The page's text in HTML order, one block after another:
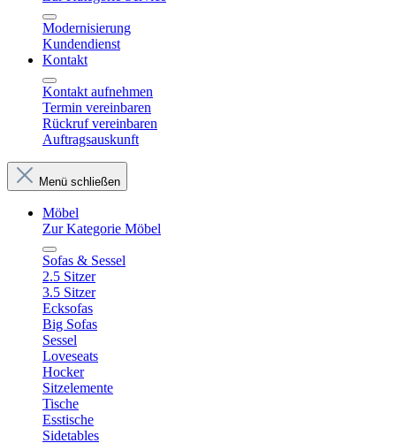
Modernisierung
Kundendienst
Kontakt
Kontakt aufnehmen
Termin vereinbaren
Rückruf vereinbaren
Auftragsauskunft
Menü schließen
Möbel
Zur Kategorie Möbel
Sofas & Sessel
2.5 Sitzer
3.5 Sitzer
Ecksofas
Big Sofas
Sessel
Loveseats
Hocker
Sitzelemente
Tische
Esstische
Sidetables